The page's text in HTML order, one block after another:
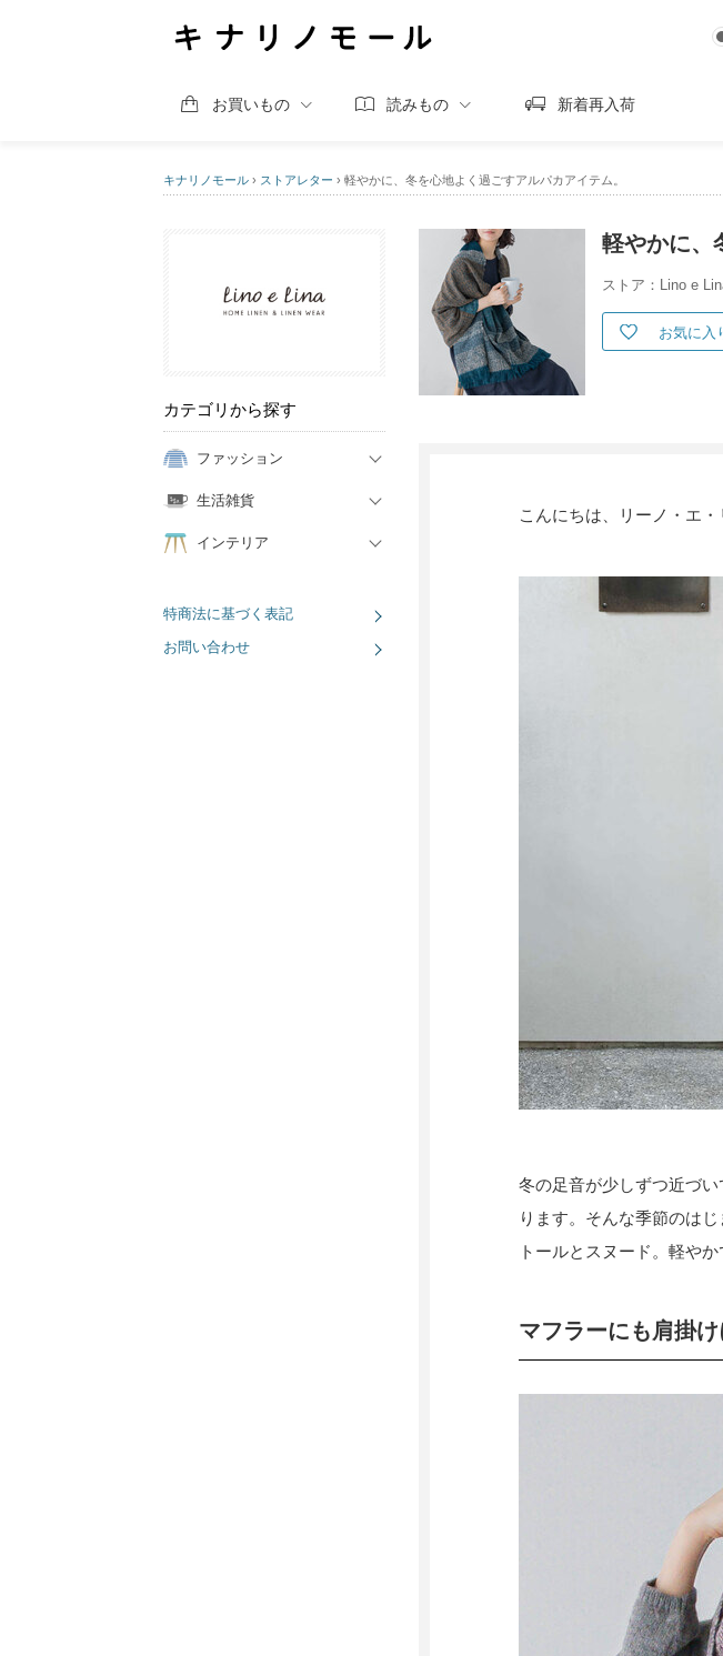
お買いもの 読みもの 新着再入荷
キナリノモール › ストアレター › 軽やかに、冬を心地よく過ごすアルパカアイテム。
カテゴリから探す
ファッション
生活雑貨
インテリア
特商法に基づく表記
お問い合わせ
軽やかに、
ストア：Lino e
お気に入
こんにちは、リーノ・エ・
冬の足音が少しずつ近づ
ります。そんな季節のは
トールとスヌード。軽や
マフラーにも肩掛